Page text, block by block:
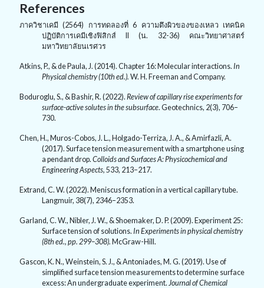
References
ภาควิชาเคมี (2564) การทดลองที่6 ความตึงผิวของของเหลว เทคนิค
ปฏิบัติการเคมีเชิงฟิสิกส์II (น. 32-36) คณะวิทยาศาสตร์
มหาวิทยาลัยนเรศวร
Atkins, P., & de Paula, J. (2014). Chapter 16:Molecular interactions. In
Physical chemistry (10th ed.). W. H. Freeman and Company.
Boduroglu, S., & Bashir, R. (2022). Review of capillary rise experiments for
surface-active solutes in the subsurface. Geotechnics, 2(3), 706–
730.
Chen, H., Muros-Cobos, J. L., Holgado-Terriza, J. A., & Amirfazli, A.
(2017). Surface tension measurement with a smartphone using
a pendant drop. Colloids and Surfaces A: Physicochemical and
Engineering Aspects, 533, 213–217.
Extrand, C. W. (2022). Meniscus formation in a vertical capillary tube.
Langmuir, 38(7), 2346–2353.
Garland, C. W., Nibler, J. W., & Shoemaker, D. P. (2009). Experiment 25:
Surface tension of solutions. In Experiments in physical chemistry
(8th ed., pp. 299–308). McGraw-Hill.
Gascon, K. N., Weinstein, S. J., & Antoniades, M. G. (2019). Use of
simplified surface tension measurements to determine surface
excess: An undergraduate experiment. Journal of Chemical